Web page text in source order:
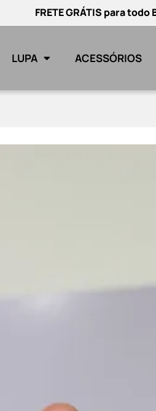
FRETE GRÁTIS para todo
LUPA ACESSÓRIOS